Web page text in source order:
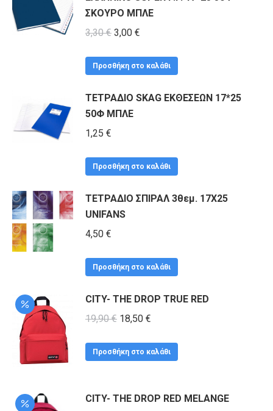
ΣΚΟΥΡΟ ΜΠΛΕ
3,30€ Original
was:
3,00 €
τιμή
3,00 €.
Προσθήκη στο καλάθι
ΤΕΤΡΑΔΙΟ SKAG ΕΚΘΕΣΕΩΝ 17*25
50Φ ΜΠΛΕ
1,25 €
Προσθήκη στο καλάθι
ΤΕΤΡΑΔΙΟ ΣΠΙΡΑΛ 3θεμ. 17X25
UNIFANS
4,50 €
Προσθήκη στο καλάθι
CITY- THE DROP TRUE RED
19,90€ Original
was:
18,50 €
τιμή
Προσθήκη στο καλάθι
CITY- THE DROP RED MELANGE